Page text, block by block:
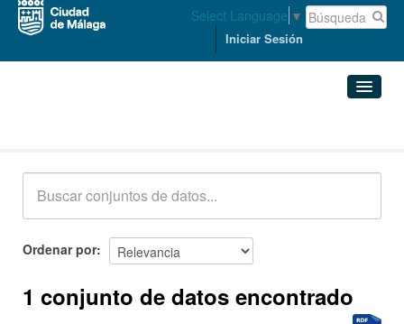
Select Language ▼
Iniciar Sesión
Acerca de
Ordenar por
1 conjunto de datos encontrado